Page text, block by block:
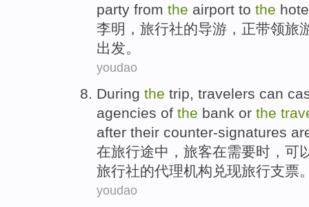
party from the airport to the
李明 ， 旅行社的导游 ， 正带领旅
出发。
youdao
During the trip travelers can
agencies of the bank or the
after their counter-signatures
在旅行途中， 旅客在需要时 ， 可
旅行社的代理机构 兑现旅行支票
youdao